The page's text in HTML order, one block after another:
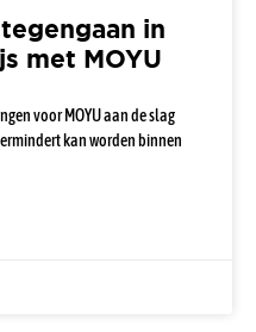
in
met MOYU
voor MOYU aan de slag
kan worden binnen